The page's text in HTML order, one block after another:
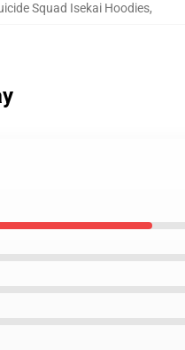
Squad Isekai Hoodies,